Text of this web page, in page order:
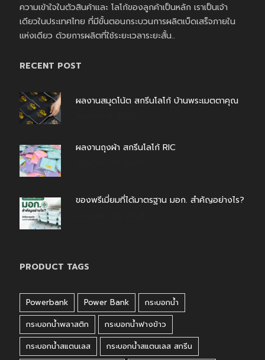
ความเข้าใจในตัวสินค้าและ โลโก้ของลูกค้าเป็นหลัก เราเป็นเจ้า
เดียวในประเทศไทย ที่มีขั้นตอนกระบวนการผลิตเบ็ดเสร็จภายใน
แห่งเดียว ด้วยการผลิตที่ใช้ระยะเวลาระยะสั้น..
RECENT POST
ผลงานสมุดโน้ต สกรีนโลโก้ บ้านพระเมตตาคุณ
ผลงานถุงผ้า สกรีนโลโก้ RIC
ของพรีเมี่ยมที่ได้มาตรฐาน มอก. สำคัญอย่างไร?
PRODUCT TAGS
Powerbank Power Bank
กระบอกน้ำ
กระบอกน้ำพลาสติก
กระบอกน้ำฟางข้าว
กระบอกน้ำสแตนเลส
กระบอกน้ำสแตนเลส สกรีน